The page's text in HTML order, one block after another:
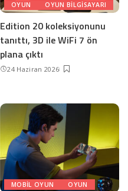
OYUN OYUN BILGISAYARI
Edition 20 koleksiyonunu
tanıttı, 3D ile WiFi 7 ön
plana çıktı
24 Haziran 2026
MOBIL OYUN OYUN